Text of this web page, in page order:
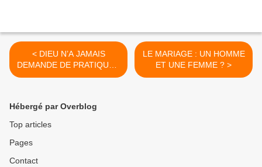
< DIEU N’A JAMAIS
DEMANDE DE PRATIQUER
LA CIRCONCISION !!!
LE MARIAGE : UN HOMME
ET UNE FEMME ? >
Hébergé par Overblog
Top articles
Pages
Contact